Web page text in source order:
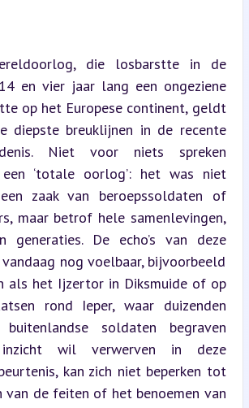
die losbarstte in de
en vier jaar lang een ongeziene
op het Europese continent, geldt
diepste breuklijnen in de recente
Niet voor niets spreken
‘totale oorlog’: het was niet
zaak van beroepssoldaten of
maar betrof hele samenlevingen,
generaties. De echo’s van deze
nog voelbaar, bijvoorbeeld
als het Ijzertor in Diksmuide of op
rond Ieper, waar duizenden
soldaten begraven
wil verwerven in deze
kan zich niet beperken tot
van de feiten of het benoemen van